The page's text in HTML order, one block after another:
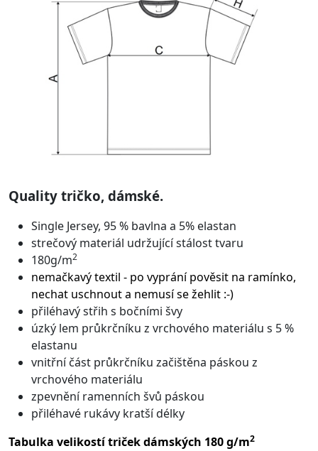
Quality tričko, dámské.
Single Jersey, 95 % bavlna a 5% elastan
strečový materiál udržující stálost tvaru
180g/m2
nemačkavý textil - po vyprání pověsit na ramínko,
nechat uschnout a nemusí se žehlit :-)
přiléhavý střih s bočními švy
úzký lem průkrčníku z vrchového materiálu s 5 %
elastanu
vnitřní část průkrčníku začištěna páskou z
vrchového materiálu
zpevnění ramenních švů páskou
přiléhavé rukávy kratší délky
Tabulka velikostí triček dámských 180 g/m2